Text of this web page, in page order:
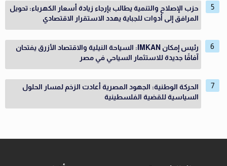
حزب الإصلاح والتنمية يطالب بإرجاء زيادة أسعار الكهرباء: تحويل
المرافق إلى أدوات للجباية يهدد الاستقرار الاقتصادي
رئيس إمكان IMKAN: السياحة النيلية والاقتصاد الأزرق يفتحان
آفاقًا جديدة للاستثمار السياحي في مصر
الحركة الوطنية: الجهود المصرية أعادت الزخم لمسار الحلول
السياسية للقضية الفلسطينية